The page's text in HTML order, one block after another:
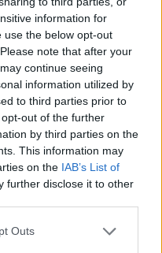
information for
use the below opt-out
note that after your
continue seeing
information utilized by
to third parties prior to
out of the further
by third parties on the
This information may
on the IAB’s List of
further disclose it to other
one or more Google
Outs
– a már
illetve egy új,
esetén az
korábbi érvényét